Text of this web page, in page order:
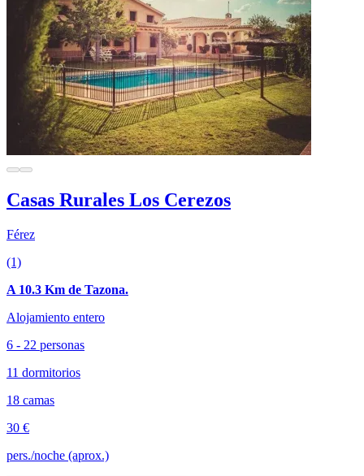
Casas Rurales Los Cerezos
Férez
(1)
A 10.3 Km de Tazona.
Alojamiento entero
6 - 22 personas
11 dormitorios
18 camas
30 €
pers./noche (aprox.)